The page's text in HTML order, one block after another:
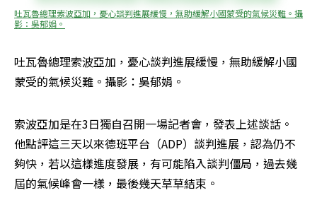
吐瓦魯總理索波亞加，憂心談判進展緩慢，無助緩解小國蒙受的氣候災難。攝
影：吳郁娟。
吐瓦魯總理索波亞加，憂心談判進展緩慢，無助緩解小國
蒙受的氣候災難。攝影：吳郁娟。
索波亞加是在3日獨自召開一場記者會，發表上述談話。
他點評這三天以來德班平台（ADP）談判進展，認為仍不
夠快，若以這樣進度發展，有可能陷入談判僵局，過去幾
屆的氣候峰會一樣，最後幾天草草結束。